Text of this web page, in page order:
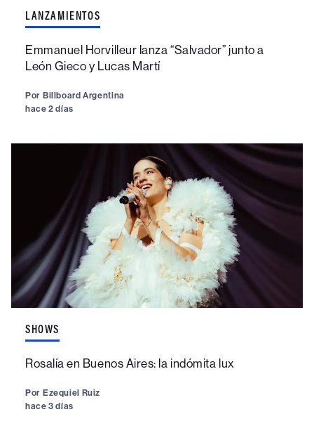
LANZAMIENTOS
Emmanuel Horvilleur lanza “Salvador” junto a
León Gieco y Lucas Martí
Por Billboard Argentina
hace 2 días
SHOWS
Rosalía en Buenos Aires: la indómita lux
Por Ezequiel Ruiz
hace 3 días